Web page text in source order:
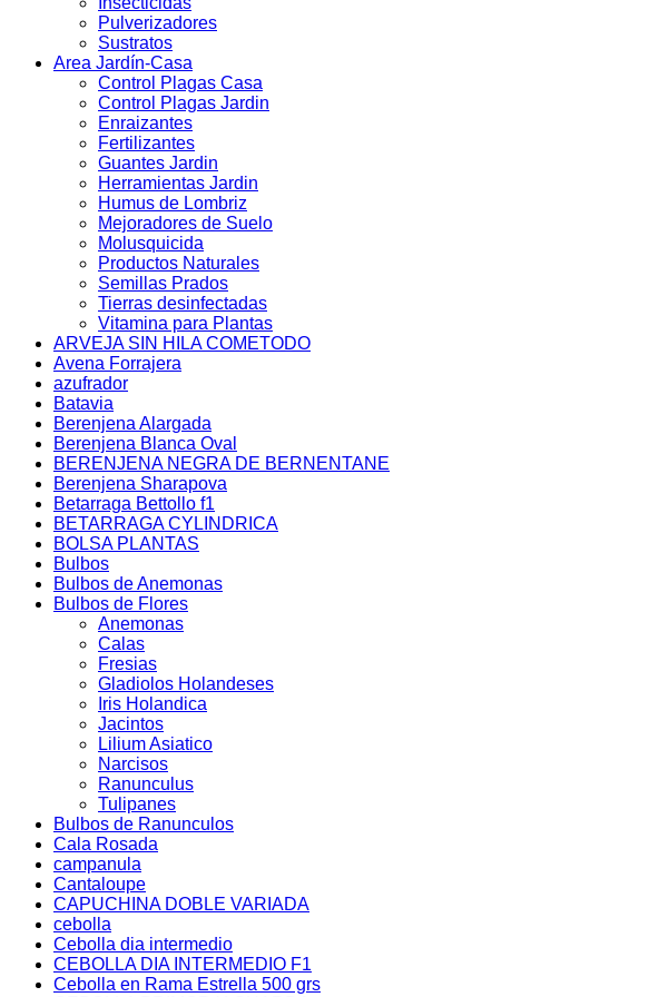
Pulverizadores
Sustratos
Area Jardín-Casa
Control Plagas Casa
Control Plagas Jardin
Enraizantes
Fertilizantes
Guantes Jardin
Herramientas Jardin
Humus de Lombriz
Mejoradores de Suelo
Molusquicida
Productos Naturales
Semillas Prados
Tierras desinfectadas
Vitamina para Plantas
ARVEJA SIN HILA COMETODO
Avena Forrajera
azufrador
Batavia
Berenjena Alargada
Berenjena Blanca Oval
BERENJENA NEGRA DE BERNENTANE
Berenjena Sharapova
Betarraga Bettollo f1
BETARRAGA CYLINDRICA
BOLSA PLANTAS
Bulbos
Bulbos de Anemonas
Bulbos de Flores
Anemonas
Calas
Fresias
Gladiolos Holandeses
Iris Holandica
Jacintos
Lilium Asiatico
Narcisos
Ranunculus
Tulipanes
Bulbos de Ranunculos
Cala Rosada
campanula
Cantaloupe
CAPUCHINA DOBLE VARIADA
cebolla
Cebolla dia intermedio
CEBOLLA DIA INTERMEDIO F1
Cebolla en Rama Estrella 500 grs